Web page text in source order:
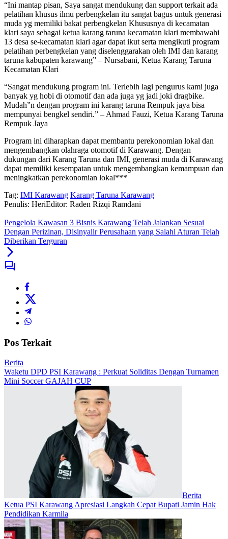
“Ini mantap pisan, Saya sangat mendukung dan support terkait ada
pelatihan khusus ilmu perbengkelan itu sangat bagus untuk generasi
muda yg memiliki bakat perbengkelan Khususnya di kecamatan
klari saya sebagai ketua karang taruna kecamatan klari membawahi
13 desa se-kecamatan klari agar dapat ikut serta mengikuti program
pelatihan perbengkelan yang diselenggarakan oleh IMI dan karang
taruna kabupaten karawang” – Nursabani, Ketua Karang Taruna
Kecamatan Klari
“Sangat mendukung program ini. Terlebih lagi pengurus kami juga
banyak yg hobi di otomotif dan ada juga yg jadi joki dragbike.
Mudah”n dengan program ini karang taruna Rempuk jaya bisa
mempunyai bengkel sendiri.” – Ahmad Fauzi, Ketua Karang Taruna
Rempuk Jaya
Program ini diharapkan dapat membantu perekonomian lokal dan
mengembangkan olahraga otomotif di Karawang. Dengan
dukungan dari Karang Taruna dan IMI, generasi muda di Karawang
dapat memiliki kesempatan untuk mengembangkan kemampuan dan
meningkatkan perekonomian lokal***
Tag: IMI Karawang Karang Taruna Karawang
Penulis: HeriEditor: Raden Rizqi Ramdani
Pengelola Kawasan 3 Bisnis Karawang Telah Jalankan ‎Sesuai
Dengan Perizinan, Disinyalir Perusahaan yang Salahi Aturan Telah
Diberikan Terguran
Pos Terkait
Berita
Waketu DPD PSI Karawang : Perkuat Soliditas Dengan Turnamen
Mini Soccer GAJAH CUP
Berita
Ketua PSI Karawang Apresiasi Langkah Cepat Bupati Jamin Hak
Pendidikan Karmila